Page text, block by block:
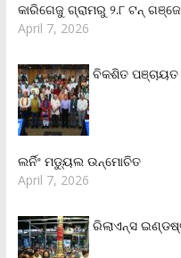
କାରିଗେଜୁ ଗ୍ରାମରୁ ୨.୮ ଟନ୍
April 7, 2026
ବିକଶିତ
ଲର୍ନିଂ ମଡ୍ୟୁଲ ଉନ୍ମୋଚିତ
April 7, 2026
ରିଲାଏନ୍‌ସ